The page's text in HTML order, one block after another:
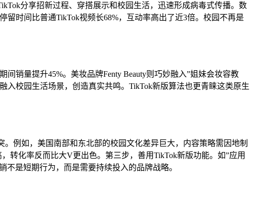
分享招新过程、穿搭展示和校园生活，迅速形成病毒式传播。数
留时间比普通TikTok视频长68%，互动率高出了近3倍。校园不再是
销量提升45%。美妆品牌Fenty Beauty则巧妙融入”姐妹会妆容教
入校园生活场景，创造真实共鸣。TikTok新版算法也更青睐这类原生
例如，美国南部和东北部的校园文化差异巨大，内容策略需因地制
转化率反而比大V更出色。第三步，善用TikTok新版功能。如”应用
不是短期行为，而是需要持续投入的品牌战略。